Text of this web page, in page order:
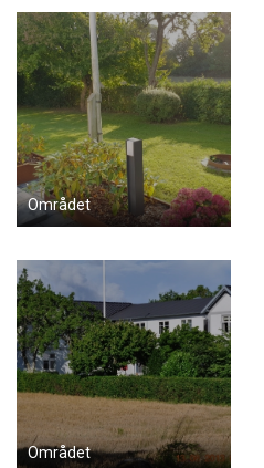
Området
Området